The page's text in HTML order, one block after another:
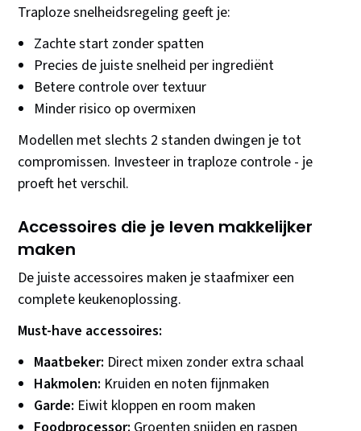
Traploze snelheidsregeling geeft je:
Zachte start zonder spatten
Precies de juiste snelheid per ingrediënt
Betere controle over textuur
Minder risico op overmixen
Modellen met slechts 2 standen dwingen je tot
compromissen. Investeer in traploze controle - je
proeft het verschil.
Accessoires die je leven makkelijker
maken
De juiste accessoires maken je staafmixer een
complete keukenoplossing.
Must-have accessoires:
Maatbeker: Direct mixen zonder extra schaal
Hakmolen: Kruiden en noten fijnmaken
Garde: Eiwit kloppen en room maken